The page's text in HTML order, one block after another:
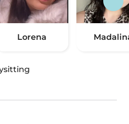
Lorena